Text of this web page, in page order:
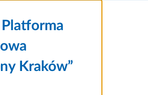
Kraków”